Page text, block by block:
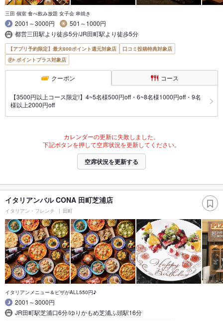
三田 個室 食べ飲み放題 女子会 串焼き
2001～3000円
501～1000円
都営三田駅より徒歩5分/JR田町駅より徒歩5分
【アプリ予約限定】最大800ポイント還元対象店
口コミ投稿特典対象店
ポイントプラス対象店
クーポン コース
【3500円以上コース限定!】4~5名様500円off・6~8名様1000円off・9名
様以上2000円off
カレンダーの更新に失敗しました。
下記ボタンを押して空席状況を更新してください。
空席状況を更新する
イタリアンバル CONA 田町芝浦店
イタリアン・フレンチ 田町
イタリアンメニュー＆ピザがALL550円♪
2001～3000円
JR田町駅芝浦口6分/ゆりかもめ芝浦ふ頭駅16分